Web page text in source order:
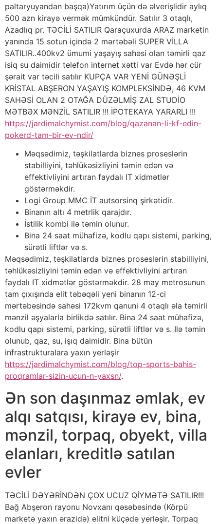
paltaryuyandan başqa)Yatırım üçün də əlverişlidir aylıq
500 azn kirayə vermək mümkündür. Satılır 3 otaqlı,
Azadlıq pr. TƏCİLİ SATILIR Qaraçuxurda ARAZ marketin
yanında 15 sotun içində 2 mərtəbəli SUPER VİLLA
SATILIR..400kv2 ümumi yaşayış sahəsi olan təmirli qaz
isiq su daimidir telefon internet xətti var Evdə hər cür
şərait var təcili satılır KUPÇA VAR YENİ GÜNƏŞLİ
KRİSTAL ABŞERON YAŞAYIŞ KOMPLEKSİNDƏ, 46 KVM
SAHƏSİ OLAN 2 OTAĞA DÜZƏLMİŞ ZAL STUDİO
MƏTBƏX MƏNZİL SATILIR !!! İPOTEKAYA YARARLI !!!
https://jardimalchymist.com/blog/qazanan-li-kf-edin-
pokerd-tam-bir-ev-ndir/
Məqsədimiz, təşkilatlarda biznes proseslərin
stabilliyini, təhlükəsizliyini təmin edən və
effektivliyini artıran faydalı IT xidmətlər
göstərməkdir.
Logi Group MMC İT autsorsinq şirkətidir.
Binanın altı 4 metrlik qarajdır.
İstilik kombi ilə təmin olunur.
Bina 24 saat mühafizə, kodlu qapı sistemi, parking,
sürətli liftlər və s.
Məqsədimiz, təşkilatlarda biznes proseslərin stabilliyini,
təhlükəsizliyini təmin edən və effektivliyini artıran
faydalı IT xidmətlər göstərməkdir. 28 may metrosunun
tam çıxışında elit təbəqəli yeni binanın 12-ci
mərtəbəsində sahəsi 172kvm qanuni 4 otaqlı əla təmirli
mənzil əşyalarla birlikdə satılır. Bina 24 saat mühafizə,
kodlu qapı sistemi, parking, sürətli liftlər və s. Ilə təmin
olunub, qaz, su, işıq daimidir. Bina bütün
infrastrukturalara yaxın yerləşir
https://jardimalchymist.com/blog/top-sports-bahis-
proqramlar-sizin-ucun-n-yaxsn/.
Ən son daşınmaz əmlak, ev
alqı satqısı, kirayə ev, bina,
mənzil, torpaq, obyekt, villa
elanları, kreditlə satılan
evler
TƏCİLİ DƏYƏRİNDƏN ÇOX UCUZ QİYMƏTƏ SATILIR!!!
Bağ Abşeron rayonu Novxanı qəsəbəsində (Körpü
marketə yaxın ərazidə) elitni küçədə yerləşir. Torpaq